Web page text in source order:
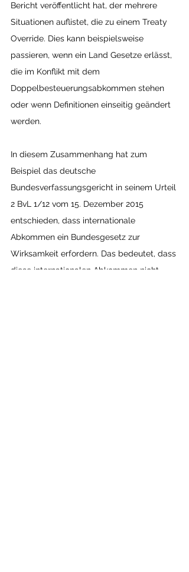
Bericht veröffentlicht hat, der mehrere
Situationen auflistet, die zu einem Treaty
Override. Dies kann beispielsweise
passieren, wenn ein Land Gesetze erlässt,
die im Konflikt mit dem
Doppelbesteuerungsabkommen stehen
oder wenn Definitionen einseitig geändert
werden.
In diesem Zusammenhang hat zum
Beispiel das deutsche
Bundesverfassungsgericht in seinem Urteil
2 BvL 1/12 vom 15. Dezember 2015
entschieden, dass internationale
Abkommen ein Bundesgesetz zur
Wirksamkeit erfordern. Das bedeutet, dass
diese internationalen Abkommen nicht